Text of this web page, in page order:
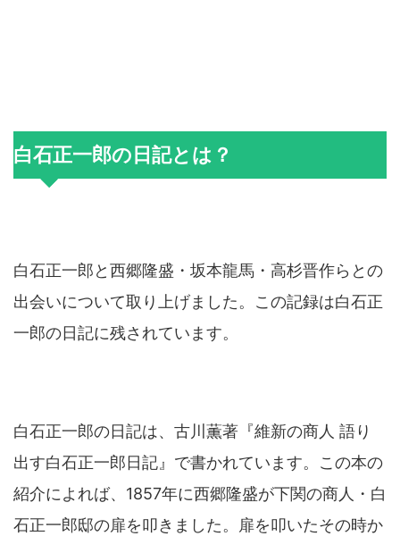
白石正一郎の日記とは？
白石正一郎と西郷隆盛・坂本龍馬・高杉晋作らとの
出会いについて取り上げました。この記録は白石正
一郎の日記に残されています。
白石正一郎の日記は、古川薫著『維新の商人 語り
出す白石正一郎日記』で書かれています。この本の
紹介によれば、1857年に西郷隆盛が下関の商人・白
石正一郎邸の扉を叩きました。扉を叩いたその時か